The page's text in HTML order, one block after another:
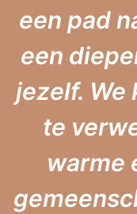
een pad
een
jezelf. We
te
warme